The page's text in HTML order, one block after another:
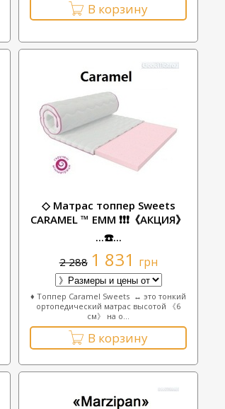
В корзину
◇ Матрас топпер Sweets
CARAMEL ™ ЕММ ❗❗❗《АКЦИЯ》
...☎️...
2 288 1 831 грн
♦ Топпер Caramel Sweets ↔ это тонкий
ортопедический матрас высотой 《6
см》 на о...
В корзину